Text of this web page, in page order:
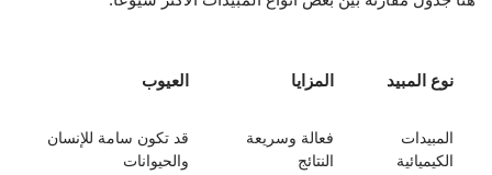
نوع المبيد المزايا العيوب
المبيدات
الكيميائية
فعالة وسريعة
النتائج
قد تكون سامة للإنسان
والحيوانات